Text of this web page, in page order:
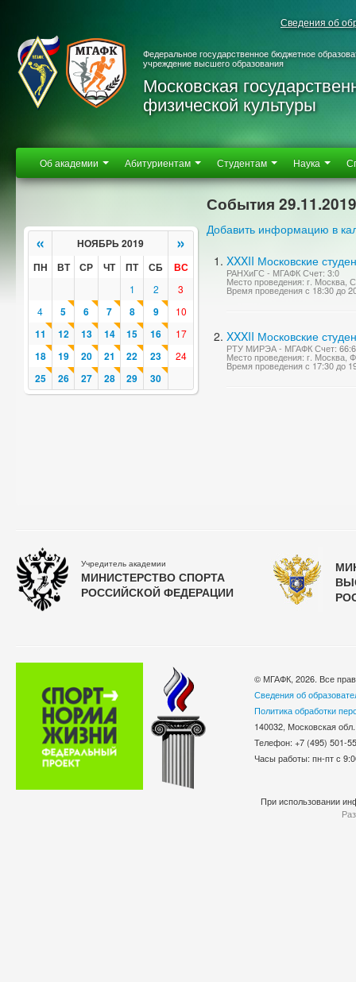
Сведения об
Федеральное государственное бюджетное
учреждение высшего образования
Московская
физической культуры
Об академии Абитуриентам Студентам Наука
« НОЯБРЬ 2019 »
ПН ВТ СР ЧТ ПТ СБ ВС
1 2
3
4
5 6 7 8 9 10
11 12 13 14 15 16 17
18 19 20 21 22 23 24
25 26 27 28 29 30
События 29.11.2019
Добавить информацию в
XXXII Московские
РАНХиГС - МГАФК Счет: 3:0
Место проведения: г. Москва,
Время проведения с 18:30 до
XXXII Московские
РТУ МИРЭА - МГАФК Счет:
Место проведения: г.
Время проведения с 17:30 до
Учредитель академии
МИНИСТЕРСТВО СПОРТА
РОССИЙСКОЙ ФЕДЕРАЦИИ
© МГАФК, 2026. Все
Сведения об
Политика обработки
140032, Московская
Телефон: +7 (495)
Часы работы: пн-пт с
При использовании